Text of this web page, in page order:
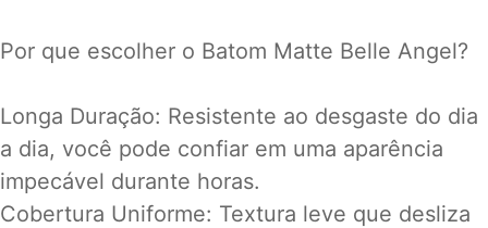
Por que escolher o Batom Matte Belle Angel?
Longa Duração: Resistente ao desgaste do dia
a dia, você pode confiar em uma aparência
impecável durante horas.
Cobertura Uniforme: Textura leve que desliza